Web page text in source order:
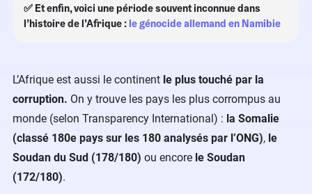
✅ Et enfin, voici une période souvent inconnue dans
l’histoire de l’Afrique : le génocide allemand en Namibie
L’Afrique est aussi le continent le plus touché par la
corruption. On y trouve les pays les plus corrompus au
monde (selon Transparency International) : la Somalie
(classé 180e pays sur les 180 analysés par l’ONG), le
Soudan du Sud (178/180) ou encore le Soudan
(172/180).